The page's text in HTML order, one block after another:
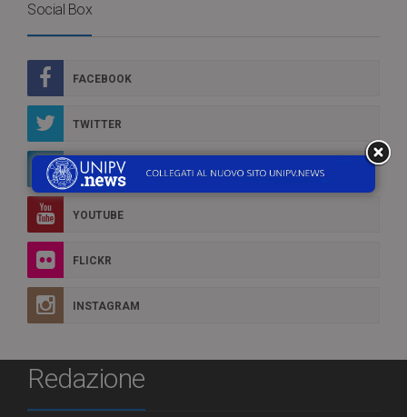
Social Box
FACEBOOK
TWITTER
LINKEDIN
YOUTUBE
FLICKR
INSTAGRAM
Redazione